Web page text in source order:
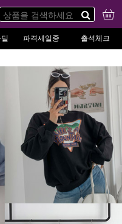
파격세일중 출석체크